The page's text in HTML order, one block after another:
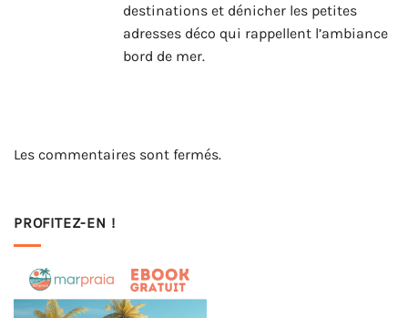
destinations et dénicher les petites
adresses déco qui rappellent l’ambiance
bord de mer.
Les commentaires sont fermés.
PROFITEZ-EN !